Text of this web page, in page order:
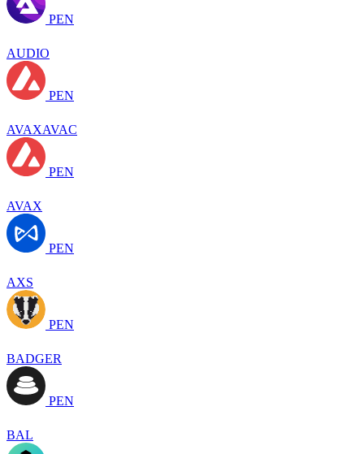
PEN
AUDIO
PEN
AVAXAVAC
PEN
AVAX
PEN
AXS
PEN
BADGER
PEN
BAL